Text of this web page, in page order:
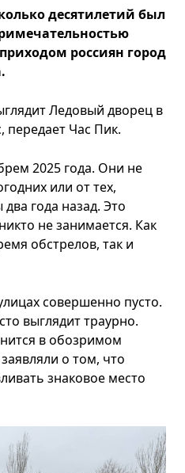
десятилетий был
россиян город
Ледовый дворец в
передает Час Пик.
2025 года. Они не
или от тех,
года назад. Это
не занимается. Как
обстрелов, так и
совершенно пусто.
выглядит траурно.
в обозримом
о том, что
знаковое место